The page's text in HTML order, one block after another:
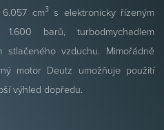
cm3s elektronicky řízeným
barů, turbodmychadlem
stlačeného vzduchu. Mimořádně
motor Deutz umožňuje použití
výhled dopředu.